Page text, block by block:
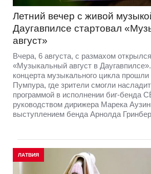
Летний вечер с живой
Даугавпилсе стартовал
август»
Вчера, 6 августа, с размахом
«Музыкальный август в
концерта музыкального цикла прошли
Пумпура, где зрители смогли
программой в исполнении биг-бенда
руководством дирижера Марека
выступлением бенда Арнолда
ЛАТВИЯ